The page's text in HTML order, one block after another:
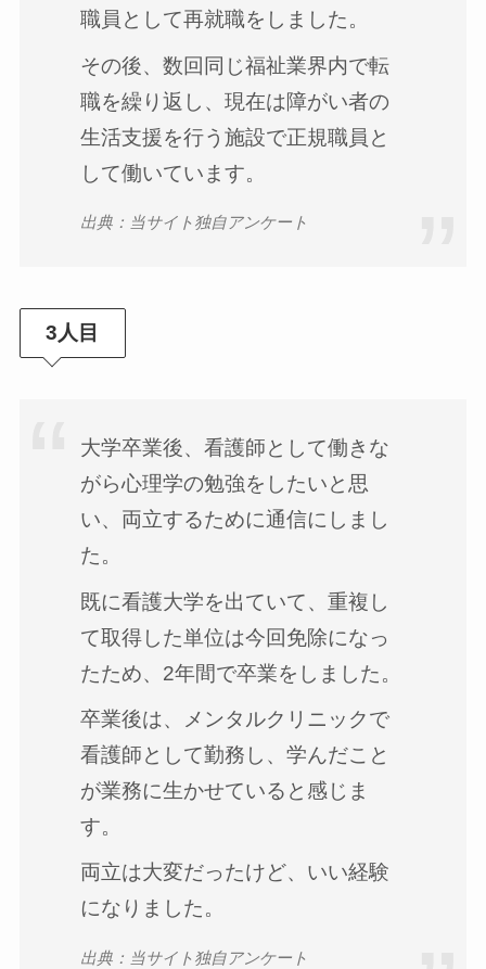
職員として再就職をしました。
その後、数回同じ福祉業界内で転
職を繰り返し、現在は障がい者の
生活支援を行う施設で正規職員と
して働いています。
出典：当サイト独自アンケート
3人目
大学卒業後、看護師として働きな
がら心理学の勉強をしたいと思
い、両立するために通信にしまし
た。
既に看護大学を出ていて、重複し
て取得した単位は今回免除になっ
たため、2年間で卒業をしました。
卒業後は、メンタルクリニックで
看護師として勤務し、学んだこと
が業務に生かせていると感じま
す。
両立は大変だったけど、いい経験
になりました。
出典：当サイト独自アンケート